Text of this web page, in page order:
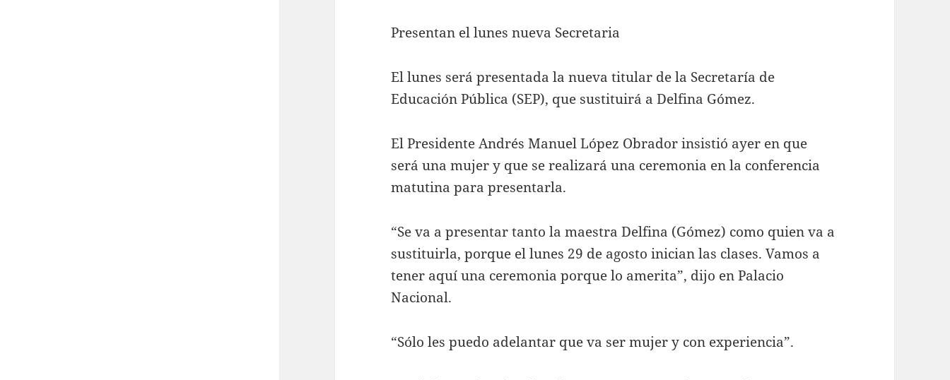
Presentan el lunes nueva Secretaria
El lunes será presentada la nueva titular de la Secretaría de
Educación Pública (SEP), que sustituirá a Delfina Gómez.
El Presidente Andrés Manuel López Obrador insistió ayer en que
será una mujer y que se realizará una ceremonia en la conferencia
matutina para presentarla.
“Se va a presentar tanto la maestra Delfina (Gómez) como quien va a
sustituirla, porque el lunes 29 de agosto inician las clases. Vamos a
tener aquí una ceremonia porque lo amerita”, dijo en Palacio
Nacional.
“Sólo les puedo adelantar que va ser mujer y con experiencia”.